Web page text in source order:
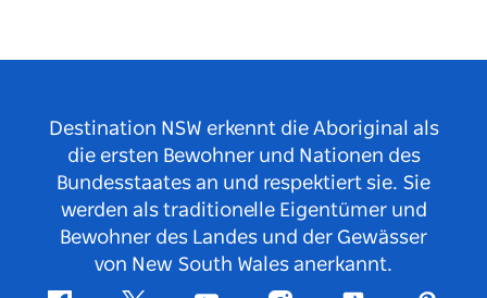
Destination NSW erkennt die Aboriginal als
die ersten Bewohner und Nationen des
Bundesstaates an und respektiert sie. Sie
werden als traditionelle Eigentümer und
Bewohner des Landes und der Gewässer
von New South Wales anerkannt.